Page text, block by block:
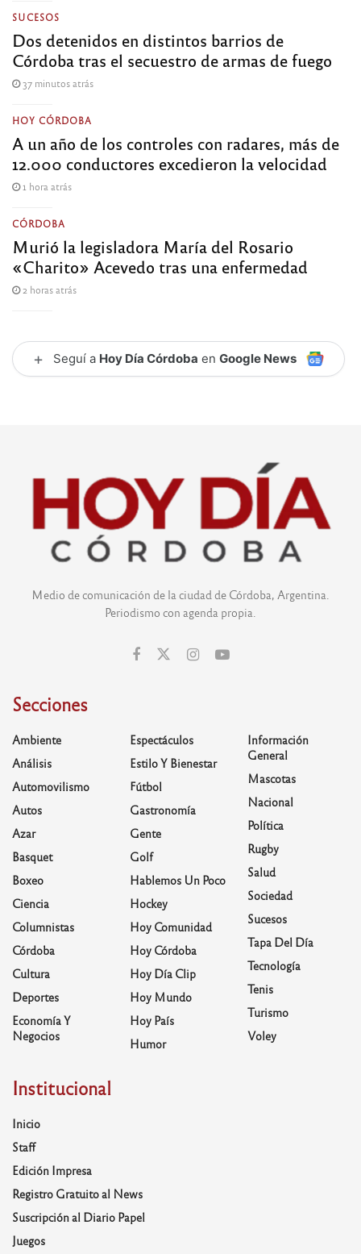
SUCESOS
Dos detenidos en distintos barrios de
Córdoba tras el secuestro de armas de fuego
37 minutos atrás
HOY CÓRDOBA
A un año de los controles con radares, más de
12.000 conductores excedieron la velocidad
1 hora atrás
CÓRDOBA
Murió la legisladora María del Rosario
«Charito» Acevedo tras una enfermedad
2 horas atrás
+ Seguí a Hoy Día Córdoba en Google News
Medio de comunicación de la ciudad de Córdoba, Argentina.
Periodismo con agenda propia.
Secciones
Ambiente
Análisis
Automovilismo
Autos
Azar
Basquet
Boxeo
Ciencia
Columnistas
Córdoba
Cultura
Deportes
Economía Y
Negocios
Espectáculos
Estilo Y Bienestar
Fútbol
Gastronomía
Gente
Golf
Hablemos Un Poco
Hockey
Hoy Comunidad
Hoy Córdoba
Hoy Día Clip
Hoy Mundo
Hoy País
Humor
Información
General
Mascotas
Nacional
Política
Rugby
Salud
Sociedad
Sucesos
Tapa Del Día
Tecnología
Tenis
Turismo
Voley
Institucional
Inicio
Staff
Edición Impresa
Registro Gratuito al News
Suscripción al Diario Papel
Juegos